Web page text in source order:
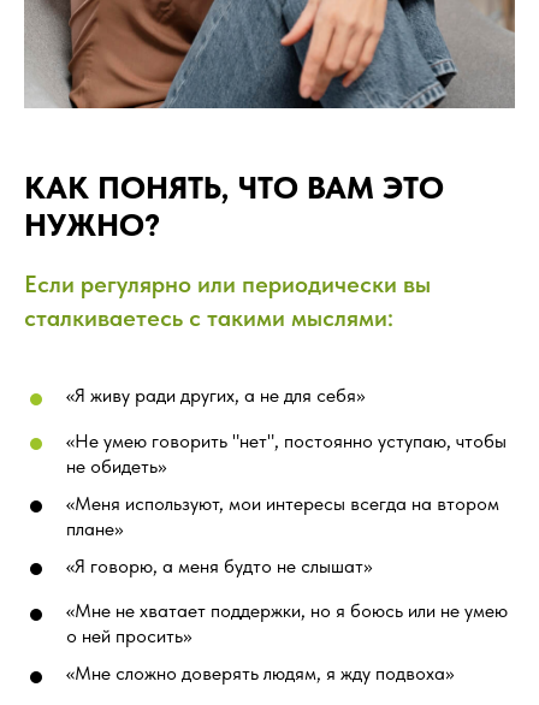
КАК ПОНЯТЬ, ЧТО ВАМ ЭТО
НУЖНО?
Если регулярно или периодически вы
сталкиваетесь с такими мыслями:
«Я живу ради других, а не для себя»
«Не умею говорить "нет", постоянно уступаю, чтобы
не обидеть»
«Меня используют, мои интересы всегда на втором
плане»
«Я говорю, а меня будто не слышат»
«Мне не хватает поддержки, но я боюсь или не умею
о ней просить»
«Мне сложно доверять людям, я жду подвоха»